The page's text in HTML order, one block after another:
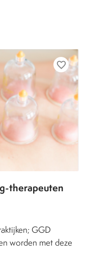
favorite_border
therapeuten
GGD
worden met deze